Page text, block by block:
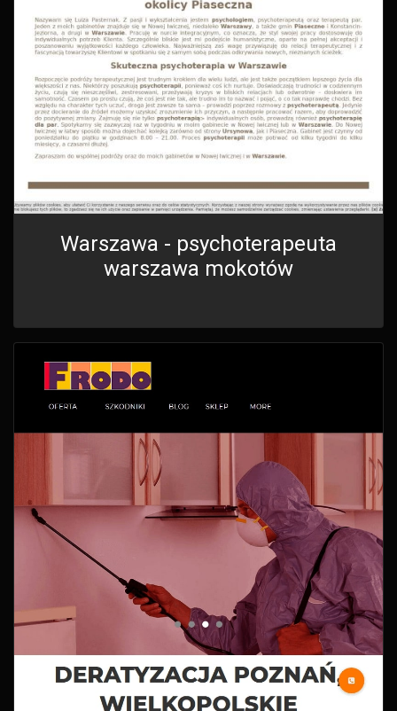
Warszawa - psychoterapeuta
warszawa mokotów